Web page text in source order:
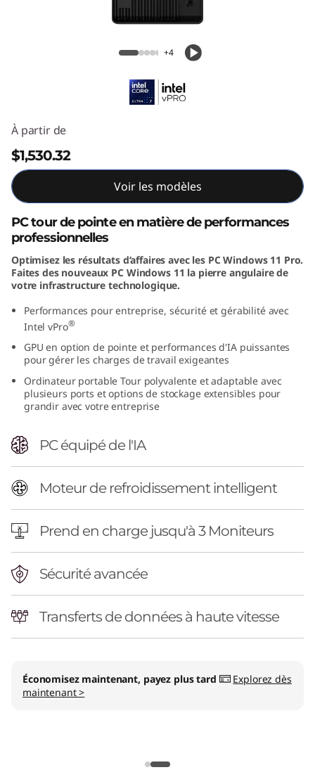
ThinkCentre M70t Tour de 6e
+4
À partir de
$1,530.32
Voir les modèles
PC tour de pointe en matière de performances
professionnelles
Optimisez les résultats d’affaires avec les PC Windows 11 Pro.
Faites des nouveaux PC Windows 11 la pierre angulaire de
votre infrastructure technologique.
Performances pour entreprise, sécurité et gérabilité avec
Intel vPro®
GPU en option de pointe et performances d'IA puissantes
pour gérer les charges de travail exigeantes
Ordinateur portable Tour polyvalente et adaptable avec
plusieurs ports et options de stockage extensibles pour
grandir avec votre entreprise
PC équipé de l'IA
Moteur de refroidissement intelligent
Prend en charge jusqu'à 3 Moniteurs
Sécurité avancée
Transferts de données à haute vitesse
Économisez maintenant, payez plus tard
Explorez dès
maintenant >